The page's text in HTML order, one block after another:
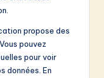
propose des
pouvez
pour voir
données. En